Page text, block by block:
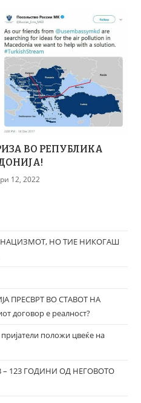
ВО РЕПУБЛИКА
12, 2022
НО ТИЕ НИКОГАШ
ПРЕСВРТ ВО СТАВОТ НА
договор е реалност?
положи цвеќе на
– 123 ГОДИНИ ОД НЕГОВОТО